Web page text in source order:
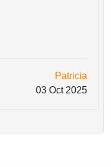
Patricia
03 Oct 2025